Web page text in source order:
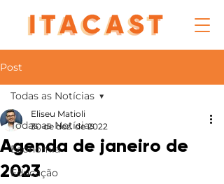
Post
Todas as Notícias
Economia
Educação
Todas as Notícias
Agenda de janeiro de
2023
Eliseu Matioli
30 de dez. de 2022